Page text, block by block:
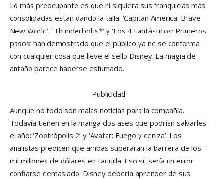
Lo más preocupante es que ni siquiera sus franquicias más
consolidadas están dando la talla. ‘Capitán América: Brave
New World’, ‘Thunderbolts*’ y ‘Los 4 Fantásticos: Primeros
pasos’ han demostrado que el público ya no se conforma
con cualquier cosa que lleve el sello Disney. La magia de
antaño parece haberse esfumado.
Publicidad
Aunque no todo son malas noticias para la compañía.
Todavía tienen en la manga dos ases que podrían salvarles
el año: ‘Zootrópolis 2’ y ‘Avatar: Fuego y ceniza’. Los
analistas predicen que ambas superarán la barrera de los
mil millones de dólares en taquilla. Eso sí, sería un error
confiarse demasiado. Disney debería aprender de sus